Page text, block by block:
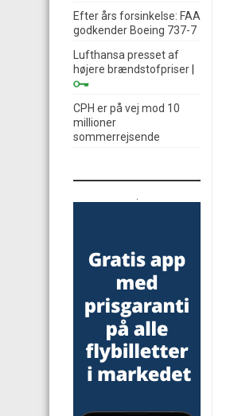
Efter års forsinkelse: FAA
godkender Boeing 737-7
Lufthansa presset af
højere brændstofpriser
CPH er på vej mod 10
millioner
sommerrejsende